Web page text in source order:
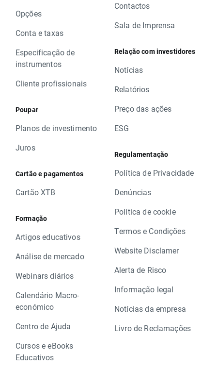
Opções
Conta e taxas
Especificação de
instrumentos
Cliente profissionais
Poupar
Planos de investimento
Juros
Cartão e pagamentos
Cartão XTB
Formação
Artigos educativos
Análise de mercado
Webinars diários
Calendário Macro-
económico
Centro de Ajuda
Cursos e eBooks
Educativos
Contactos
Sala de Imprensa
Relação com investidores
Notícias
Relatórios
Preço das ações
ESG
Regulamentação
Política de Privacidade
Denúncias
Política de cookie
Termos e Condições
Website Disclamer
Alerta de Risco
Informação legal
Notícias da empresa
Livro de Reclamações